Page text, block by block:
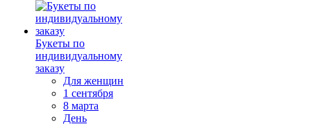
Букеты по
индивидуальному
заказу
Для женщин
1 сентября
8 марта
День